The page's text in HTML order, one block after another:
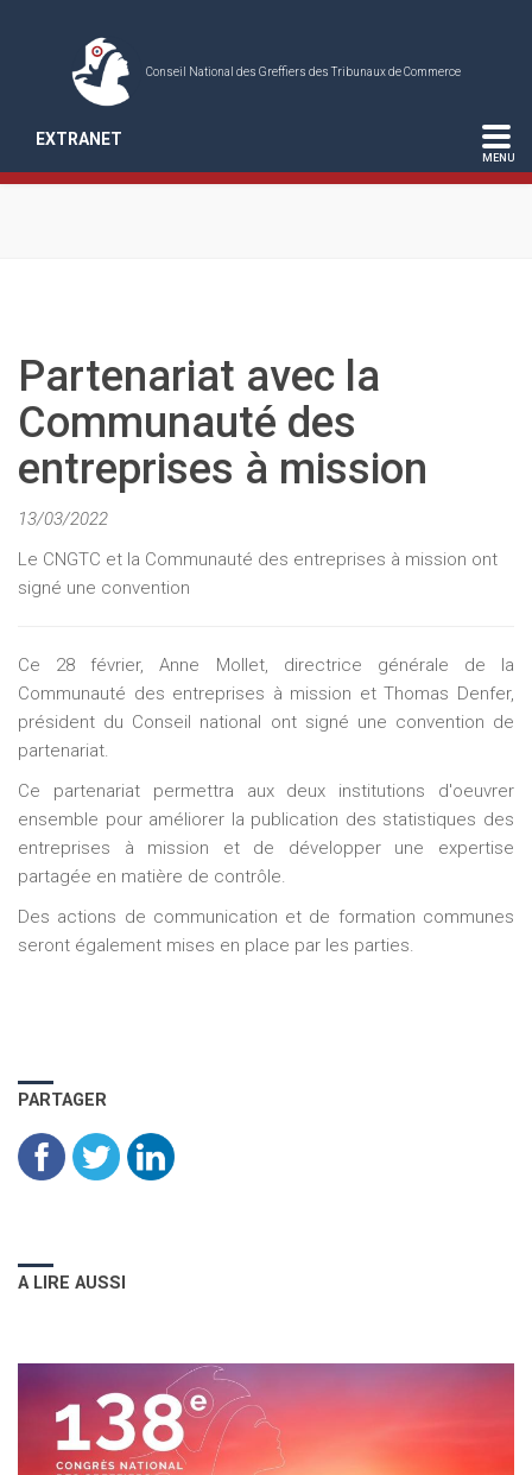
Conseil National des Greffiers des Tribunaux de Commerce
EXTRANET
Partenariat avec la
Communauté des
entreprises à mission
13/03/2022
Le CNGTC et la Communauté des entreprises à mission ont
signé une convention
Ce 28 février, Anne Mollet, directrice générale de la
Communauté des entreprises à mission et Thomas Denfer,
président du Conseil national ont signé une convention de
partenariat.
Ce partenariat permettra aux deux institutions d'oeuvrer
ensemble pour améliorer la publication des statistiques des
entreprises à mission et de développer une expertise
partagée en matière de contrôle.
Des actions de communication et de formation communes
seront également mises en place par les parties.
PARTAGER
A LIRE AUSSI